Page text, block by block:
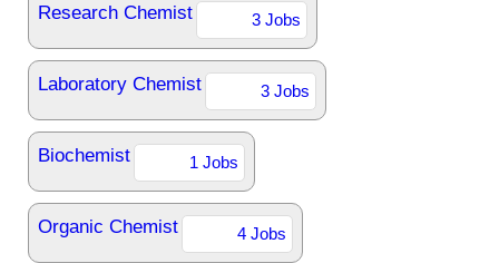
Research Chemist 3 Jobs
Laboratory Chemist 3 Jobs
Biochemist 1 Jobs
Organic Chemist 4 Jobs